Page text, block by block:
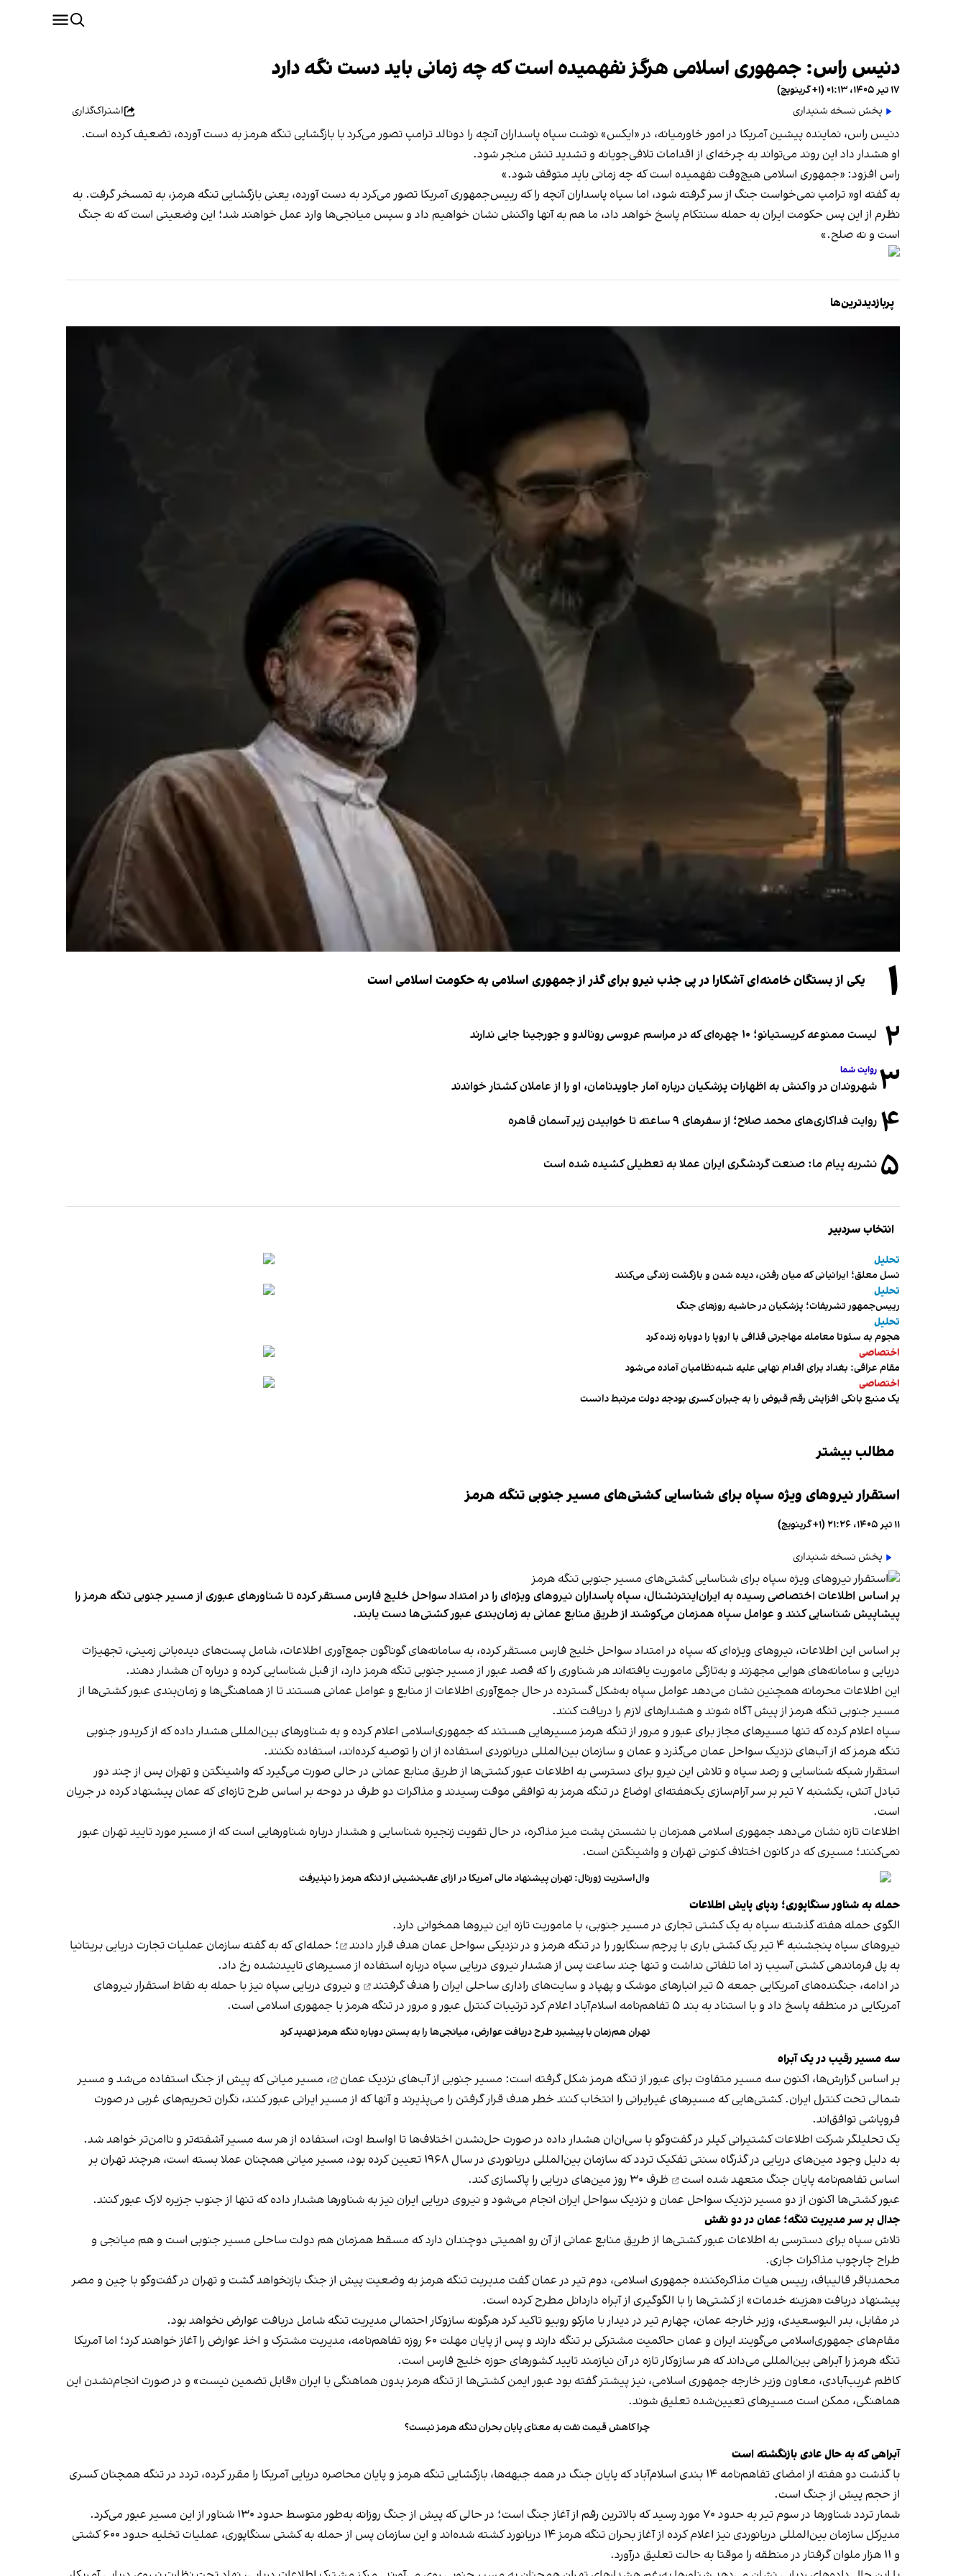
دنیس راس: جمهوری اسلامی هرگز نفهمیده است که چه زمانی باید دست نگه دارد
۱۷ تیر ۱۴۰۵، ۰۱:۱۳ (‎+۱ گرینویچ)
پخش نسخه شنیداری
اشتراک‌گذاری
دنیس راس، نماینده پیشین آمریکا در امور خاورمیانه، در «ایکس» نوشت سپاه پاسداران آنچه را دونالد ترامپ تصور می‌کرد با بازگشایی تنگه هرمز به دست آورده، تضعیف کرده است.
او هشدار داد این روند می‌تواند به چرخه‌ای از اقدامات تلافی‌جویانه و تشدید تنش منجر شود.
راس افزود: «جمهوری اسلامی هیچ‌وقت نفهمیده است که چه زمانی باید متوقف شود.»
به گفته او« ترامپ نمی‌خواست جنگ از سر گرفته شود، اما سپاه پاسداران آنچه را که رییس‌جمهوری آمریکا تصور می‌کرد به دست آورده، یعنی بازگشایی تنگه هرمز، به تمسخر گرفت. به
نظرم از این پس حکومت ایران به حمله سنتکام پاسخ خواهد داد، ما هم به آنها واکنش نشان خواهیم داد و سپس میانجی‌ها وارد عمل خواهند شد؛ این وضعیتی است که نه جنگ
است و نه صلح.»
پربازدیدترین‌ها
۱ یکی از بستگان خامنه‌ای آشکارا در پی جذب نیرو برای گذر از جمهوری اسلامی به حکومت اسلامی است
۲ لیست ممنوعه کریستیانو؛ ۱۰ چهره‌ای که در مراسم عروسی رونالدو و جورجینا جایی ندارند
۳ روایت شما
شهروندان در واکنش به اظهارات پزشکیان درباره آمار جاویدنامان، او را از عاملان کشتار خواندند
۴ روایت فداکاری‌های محمد صلاح؛ از سفرهای ۹ ساعته تا خوابیدن زیر آسمان قاهره
۵ نشریه پیام ما: صنعت گردشگری ایران عملا به تعطیلی کشیده شده است
انتخاب سردبیر
تحلیل
نسل معلق؛ ایرانیانی که میان رفتن، دیده شدن و بازگشت زندگی می‌کنند
تحلیل
رییس‌جمهور تشریفات؛ پزشکیان در حاشیه روزهای جنگ
تحلیل
هجوم به سئوتا معامله مهاجرتی قذافی با اروپا را دوباره زنده کرد
اختصاصی
مقام عراقی: بغداد برای اقدام نهایی علیه شبه‌نظامیان آماده می‌شود
اختصاصی
یک منبع بانکی افزایش رقم قبوض را به جبران کسری بودجه دولت مرتبط دانست
مطالب بیشتر
استقرار نیروهای ویژه سپاه برای شناسایی کشتی‌های مسیر جنوبی تنگه هرمز
۱۱ تیر ۱۴۰۵، ۲۱:۲۶ (‎+۱ گرینویچ)
پخش نسخه شنیداری
بر اساس اطلاعات اختصاصی رسیده به ایران‌اینترنشنال، سپاه پاسداران نیروهای ویژه‌ای را در امتداد سواحل خلیج فارس مستقر کرده تا شناورهای عبوری از مسیر جنوبی تنگه هرمز را
پیشاپیش شناسایی کنند و عوامل سپاه همزمان می‌کوشند از طریق منابع عمانی به زمان‌بندی عبور کشتی‌ها دست یابند.
بر اساس این اطلاعات، نیروهای ویژه‌ای که سپاه در امتداد سواحل خلیج فارس مستقر کرده، به سامانه‌های گوناگون جمع‌آوری اطلاعات، شامل پست‌های دیده‌بانی زمینی، تجهیزات
دریایی و سامانه‌های هوایی مجهزند و به‌تازگی ماموریت یافته‌اند هر شناوری را که قصد عبور از مسیر جنوبی تنگه هرمز دارد، از قبل شناسایی کرده و درباره آن هشدار دهند.
این اطلاعات محرمانه همچنین نشان می‌دهد عوامل سپاه به‌شکل گسترده در حال جمع‌آوری اطلاعات از منابع و عوامل عمانی هستند تا از هماهنگی‌ها و زمان‌بندی عبور کشتی‌ها از
مسیر جنوبی تنگه هرمز از پیش آگاه شوند و هشدارهای لازم را دریافت کنند.
سپاه اعلام کرده که تنها مسیرهای مجاز برای عبور و مرور از تنگه هرمز مسیرهایی هستند که جمهوری‌اسلامی اعلام کرده و به شناورهای بین‌المللی هشدار داده که از کریدور جنوبی
تنگه هرمز که از آب‌های نزدیک سواحل عمان می‌گذرد و عمان و سازمان بین‌المللی دریانوردی استفاده از ان را توصیه کرده‌اند، استفاده نکنند.
استقرار شبکه شناسایی و رصد سپاه و تلاش این نیرو برای دسترسی به اطلاعات عبور کشتی‌ها از طریق منابع عمانی در حالی صورت می‌گیرد که واشینگتن و تهران پس از چند دور
تبادل آتش، یکشنبه ۷ تیر بر سر آرام‌سازی یک‌هفته‌ای اوضاع در تنگه هرمز به توافقی موقت رسیدند و مذاکرات دو طرف در دوحه بر اساس طرح تازه‌ای که عمان پیشنهاد کرده در جریان
است.
اطلاعات تازه نشان می‌دهد جمهوری اسلامی همزمان با نشستن پشت میز مذاکره، در حال تقویت زنجیره شناسایی و هشدار درباره شناورهایی است که از مسیر مورد تایید تهران عبور
نمی‌کنند؛ مسیری که در کانون اختلاف کنونی تهران و واشینگتن است.
وال‌استریت ژورنال: تهران پیشنهاد مالی آمریکا در ازای عقب‌نشینی از تنگه هرمز را نپذیرفت
حمله به شناور سنگاپوری؛ ردپای پایش اطلاعات
الگوی حمله هفته گذشته سپاه به یک کشتی تجاری در مسیر جنوبی، با ماموریت تازه این نیروها همخوانی دارد.
نیروهای سپاه پنجشنبه ۴ تیر یک کشتی باری با پرچم سنگاپور را در تنگه هرمز و در نزدیکی سواحل عمان
هدف قرار دادند
؛ حمله‌ای که به گفته سازمان عملیات تجارت دریایی بریتانیا
به پل فرماندهی کشتی آسیب زد اما تلفاتی نداشت و تنها چند ساعت پس از هشدار نیروی دریایی سپاه درباره استفاده از مسیرهای تاییدنشده رخ داد.
در ادامه، جنگنده‌های آمریکایی جمعه ۵ تیر انبارهای موشک و پهپاد و سایت‌های راداری ساحلی ایران را
هدف گرفتند
و نیروی دریایی سپاه نیز با حمله به نقاط استقرار نیروهای
آمریکایی در منطقه پاسخ داد و با استناد به بند ۵ تفاهم‌نامه اسلام‌آباد اعلام کرد ترتیبات کنترل عبور و مرور در تنگه هرمز با جمهوری اسلامی است.
تهران هم‌زمان با پیشبرد طرح دریافت عوارض، میانجی‌ها را به بستن دوباره تنگه هرمز تهدید کرد
سه مسیر رقیب در یک آبراه
بر اساس گزارش‌ها، اکنون سه مسیر متفاوت برای عبور از تنگه هرمز شکل گرفته است: مسیر جنوبی ازآب‌های نزدیک عمان
، مسیر میانی که پیش از جنگ استفاده می‌شد و مسیر
شمالی تحت کنترل ایران. کشتی‌هایی که مسیرهای غیرایرانی را انتخاب کنند خطر هدف قرار گرفتن را می‌پذیرند و آنها که از مسیر ایرانی عبور کنند، نگران تحریم‌های غربی در صورت
فروپاشی توافق‌اند.
یک تحلیلگر شرکت اطلاعات کشتیرانی کپلر در گفت‌و‌گو با سی‌ان‌ان هشدار داده در صورت حل‌نشدن اختلاف‌ها تا اواسط اوت، استفاده از هر سه مسیر آشفته‌تر و ناامن‌تر خواهد شد.
به دلیل وجود مین‌های دریایی در گذرگاه سنتی تفکیک تردد که سازمان بین‌المللی دریانوردی در سال ۱۹۶۸ تعیین کرده بود، مسیر میانی همچنان عملا بسته است، هرچند تهران بر
اساس تفاهم‌نامه پایان جنگ متعهد شده است
ظرف ۳۰ روز مین‌های دریایی را پاکسازی کند.
عبور کشتی‌ها اکنون از دو مسیر نزدیک سواحل عمان و نزدیک سواحل ایران انجام می‌شود و نیروی دریایی ایران نیز به شناورها هشدار داده که تنها از جنوب جزیره لارک عبور کنند.
جدال بر سر مدیریت تنگه؛ عمان در دو نقش
تلاش سپاه برای دسترسی به اطلاعات عبور کشتی‌ها از طریق منابع عمانی از آن رو اهمیتی دوچندان دارد که مسقط همزمان هم دولت ساحلی مسیر جنوبی است و هم میانجی و
طراح چارچوب مذاکرات جاری.
محمدباقر قالیباف، رییس هیات مذاکره‌کننده جمهوری اسلامی، دوم تیر در عمان گفت مدیریت تنگه هرمز به وضعیت پیش از جنگ بازنخواهد گشت و تهران در گفت‌وگو با چین و مصر
پیشنهاد دریافت «هزینه خدمات» از کشتی‌ها را با الگوگیری از آبراه داردانل مطرح کرده است.
در مقابل، بدر البوسعیدی، وزیر خارجه عمان، چهارم تیر در دیدار با مارکو روبیو تاکید کرد هرگونه سازوکار احتمالی مدیریت تنگه شامل دریافت عوارض نخواهد بود.
مقام‌های جمهوری‌اسلامی می‌گویند ایران و عمان حاکمیت مشترکی بر تنگه دارند و پس از پایان مهلت ۶۰ روزه تفاهم‌نامه، مدیریت مشترک و اخذ عوارض را آغاز خواهند کرد؛ اما آمریکا
تنگه هرمز را آبراهی بین‌المللی می‌داند که هر سازوکار تازه در آن نیازمند تایید کشورهای حوزه خلیج فارس است.
کاظم غریب‌آبادی، معاون وزیر خارجه جمهوری اسلامی، نیز پیشتر گفته بود عبور ایمن کشتی‌ها از تنگه هرمز بدون هماهنگی با ایران «قابل تضمین نیست» و در صورت انجام‌نشدن این
هماهنگی، ممکن است مسیرهای تعیین‌شده تعلیق شوند.
چرا کاهش قیمت نفت به معنای پایان بحران تنگه هرمز نیست؟
آبراهی که به حال عادی بازنگشته است
با گذشت دو هفته از امضای تفاهم‌نامه ۱۴ بندی اسلام‌آباد که پایان جنگ در همه جبهه‌ها، بازگشایی تنگه هرمز و پایان محاصره دریایی آمریکا را مقرر کرده، تردد در تنگه همچنان کسری
از حجم پیش از جنگ است.
شمار تردد شناورها در سوم تیر به حدود ۷۰ مورد رسید که بالاترین رقم از آغاز جنگ است؛ در حالی که پیش از جنگ روزانه به‌طور متوسط حدود ۱۳۰ شناور از این مسیر عبور می‌کرد.
مدیرکل سازمان بین‌المللی دریانوردی نیز اعلام کرده از آغاز بحران تنگه هرمز ۱۴ دریانورد کشته شده‌اند و این سازمان پس از حمله به کشتی سنگاپوری، عملیات تخلیه حدود ۶۰۰ کشتی
و ۱۱ هزار ملوان گرفتار در منطقه را موقتا به حالت تعلیق درآورد.